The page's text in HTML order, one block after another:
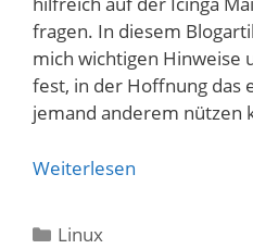
fragen. In diesem
mich wichtigen Hinweise
fest, in der Hoffnung das
jemand anderem nützen
Weiterlesen
Kategorien
Linux